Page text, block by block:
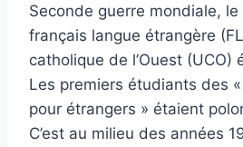
Seconde guerre mondiale, le
français langue étrangère
catholique de l’Ouest (UCO)
Les premiers étudiants des
pour étrangers » étaient
C’est au milieu des années